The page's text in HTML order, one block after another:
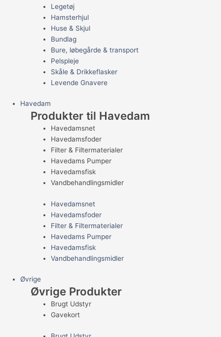
Legetøj
Hamsterhjul
Huse & Skjul
Bundlag
Bure, løbegårde & transport
Pelspleje
Skåle & Drikkeflasker
Levende Gnavere
Havedam
Produkter til Havedam
Havedamsnet
Havedamsfoder
Filter & Filtermaterialer
Havedams Pumper
Havedamsfisk
Vandbehandlingsmidler
Havedamsnet
Havedamsfoder
Filter & Filtermaterialer
Havedams Pumper
Havedamsfisk
Vandbehandlingsmidler
Øvrige
Øvrige Produkter
Brugt Udstyr
Gavekort